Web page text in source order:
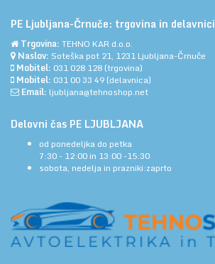
PE Ljubljana-Črnuče: trgovina in delavnici
Trgovina: TEHNO KAR d.o.o.
Naslov: Soteška pot 21, 1231 Ljubljana-Črnuče
Mobitel: 031 028 128 (trgovina)
Mobitel: 031 00 33 49 (delavnica)
Email: ljubljana@tehnoshop.net
Delovni čas PE LJUBLJANA
od ponedeljka do petka
7:30 - 12:00 in 13:00 -15:30
sobota, nedelja in prazniki:zaprto